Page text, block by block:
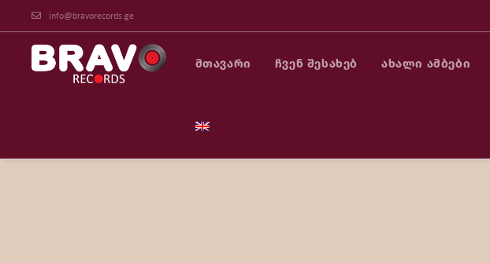
info@bravorecords.ge
ᲛᲗᲐᲕᲐᲠᲘ ᲩᲕᲔᲜ ᲨᲔᲡᲐᲮᲔᲑ ᲐᲮᲐᲚᲘ ᲐᲛᲑᲔᲑᲘ